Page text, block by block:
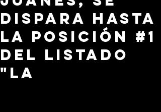
dispara hasta
la posición #1
del listado
"La